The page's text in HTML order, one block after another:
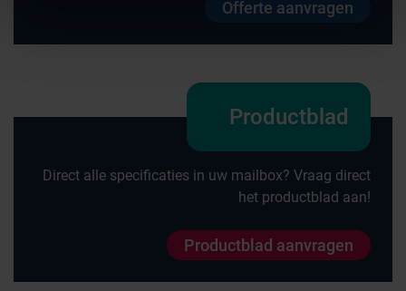
Offerte aanvragen
Productblad
Direct alle specificaties in uw mailbox? Vraag direct
het productblad aan!
Productblad aanvragen